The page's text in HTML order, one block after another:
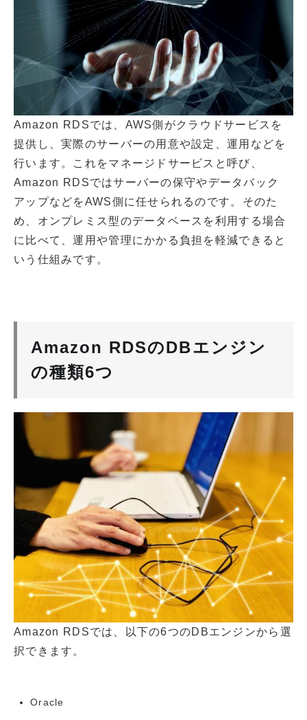
Amazon RDSでは、AWS側がクラウドサービスを
提供し、実際のサーバーの用意や設定、運用などを
行います。これをマネージドサービスと呼び、
Amazon RDSではサーバーの保守やデータバック
アップなどをAWS側に任せられるのです。そのた
め、オンプレミス型のデータベースを利用する場合
に比べて、運用や管理にかかる負担を軽減できると
いう仕組みです。
Amazon RDSのDBエンジン
の種類6つ
Amazon RDSでは、以下の6つのDBエンジンから選
択できます。
Oracle